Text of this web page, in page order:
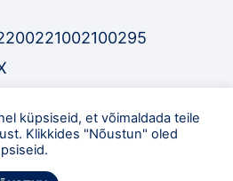
küpsiseid, et võimaldada teile
Klikkides "Nõustun" oled